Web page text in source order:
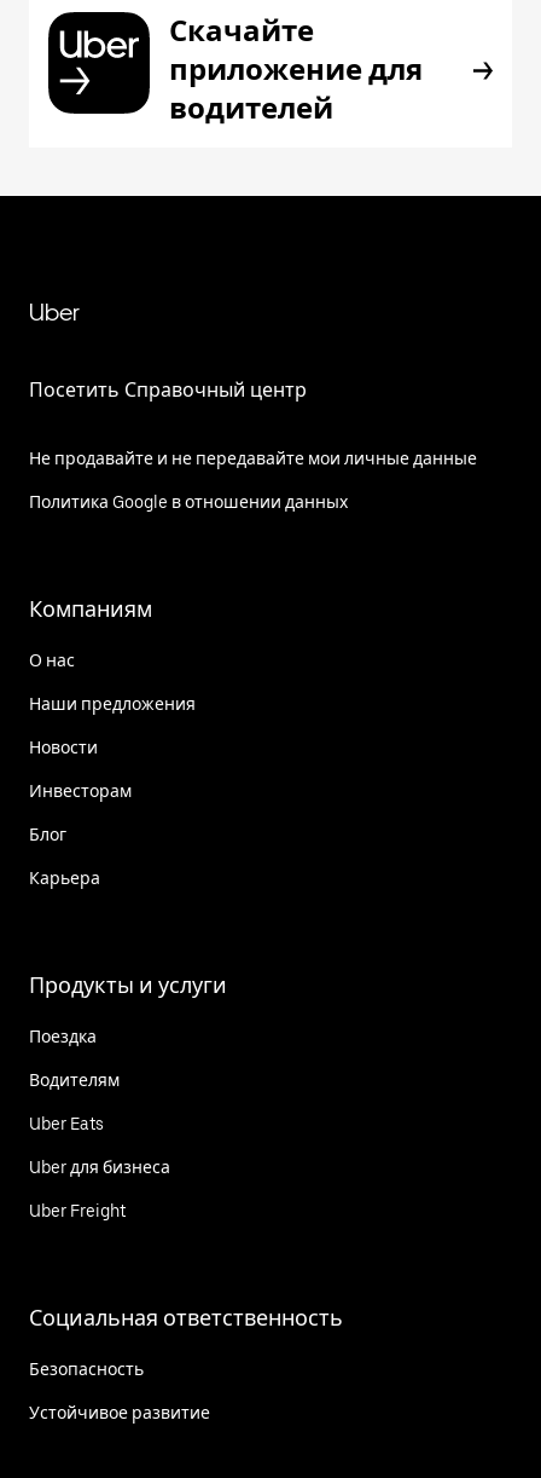
Скачайте
приложение для
водителей
Uber
Посетить Справочный центр
Не продавайте и не передавайте мои личные данные
Политика Google в отношении данных
Компаниям
О нас
Наши предложения
Новости
Инвесторам
Блог
Карьера
Продукты и услуги
Поездка
Водителям
Uber Eats
Uber для бизнеса
Uber Freight
Социальная ответственность
Безопасность
Устойчивое развитие